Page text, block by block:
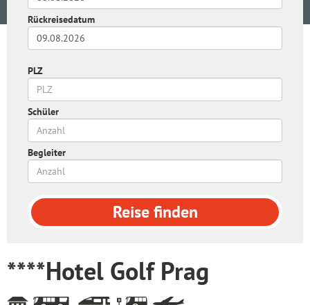
Rückreisedatum
PLZ
Schüler
Begleiter
Reisefinden
****Hotel Golf Prag